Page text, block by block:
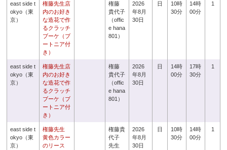
east side t
okyo（東
京）
権藤先生店
内のお好き
な造花で作
るクラッチ
ブーケ（ブ
ートニア付
き）
権藤
貴代子
（offic
e hana
801）
2026
年8月
30日
日
10時
30分
14時
00分
1
east side t
okyo（東
京）
権藤先生店
内のお好き
な造花で作
るクラッチ
ブーケ（ブ
ートニア付
き）
権藤
貴代子
（offic
e hana
801）
2026
年8月
30日
日
14時
00分
17時
30分
1
east side t
okyo（東
京）
権藤先生
黄色カラー
のリース
権藤貴
代子
先生
2026
年8月
30日
日
10時
30分
14時
00分
1